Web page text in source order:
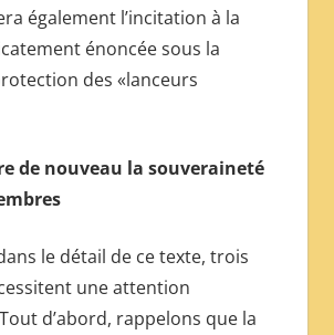
également l’incitation à la
énoncée sous la
des «lanceurs
de nouveau la souveraineté
le détail de ce texte, trois
une attention
d’abord, rappelons que la